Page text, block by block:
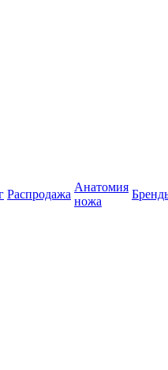
Распродажа
Анатомия
ножа